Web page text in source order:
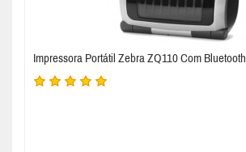
Impressora Portátil Zebra ZQ110 Com Bluetooth